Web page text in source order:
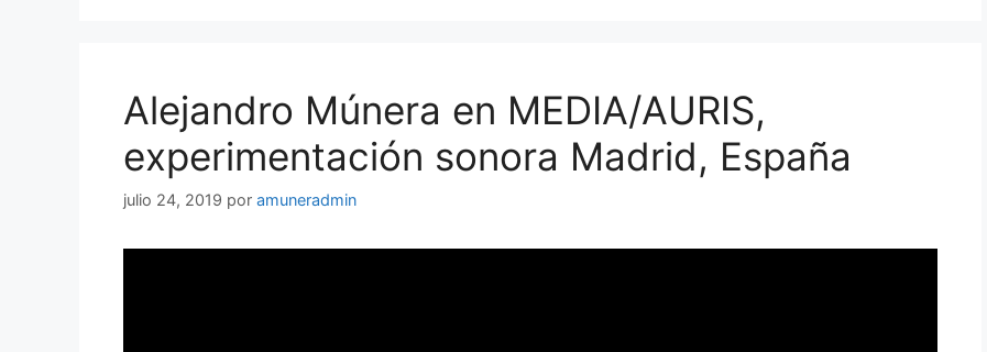
Alejandro Múnera en MEDIA/AURIS,
experimentación sonora Madrid, España
julio 24, 2019 por amuneradmin